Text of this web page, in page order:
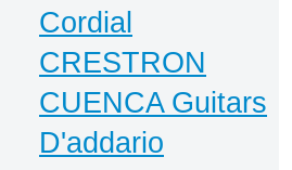
Cordial
CRESTRON
CUENCA Guitars
D'addario